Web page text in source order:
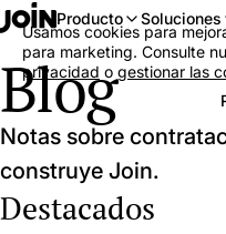
Producto Soluciones
Blog
Notas sobre
construye Join.
Destacados
Usamos cookies para
para marketing. Consulte
privacidad o gestionar las